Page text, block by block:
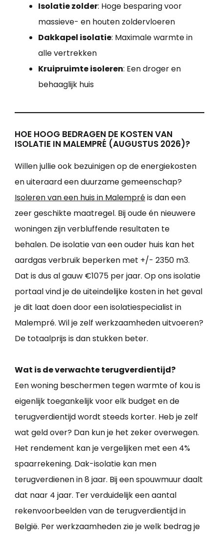
Isolatie zolder: Hoge besparing voor
massieve- en houten zoldervloeren
Dakkapel isolatie: Maximale warmte in
alle vertrekken
Kruipruimte isoleren: Een droger en
behaaglijk huis
HOE HOOG BEDRAGEN DE KOSTEN VAN
ISOLATIE IN MALEMPRÉ (AUGUSTUS 2026)?
Willen jullie ook bezuinigen op de energiekosten
en uiteraard een duurzame gemeenschap?
Isoleren van een huis in Malempréis dan een
zeer geschikte maatregel. Bij oude én nieuwere
woningen zijn verbluffende resultaten te
behalen. De isolatie van een ouder huis kan het
aardgas verbruik beperken met +/- 2350 m3.
Dat is dus al gauw €1075 per jaar. Op ons isolatie
portaal vind je de uiteindelijke kosten in het geval
je dit laat doen door een isolatiespecialist in
Malempré. Wil je zelf werkzaamheden uitvoeren?
De totaalprijs is dan stukken beter.
Wat is de verwachte terugverdientijd?
Een woning beschermen tegen warmte of kou is
eigenlijk toegankelijk voor elk budget en de
terugverdientijd wordt steeds korter. Heb je zelf
wat geld over? Dan kun je het zeker overwegen.
Het rendement kan je vergelijken met een 4%
spaarrekening. Dak-isolatie kan men
terugverdienen in 8 jaar. Bij een spouwmuur daalt
dat naar 4 jaar. Ter verduidelijk een aantal
rekenvoorbeelden van de terugverdientijd in
België. Per werkzaamheden zie je welk bedrag je